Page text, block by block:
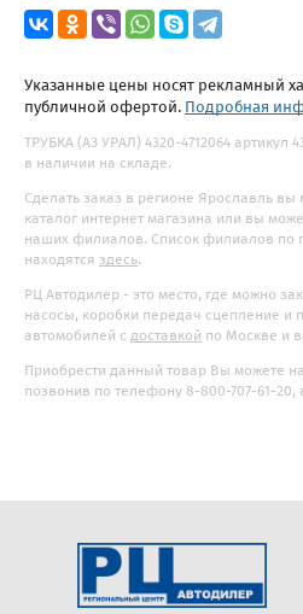
Указанные цены носят рекламный
публичной офертой. Подробная
ТРУБКА (АЗ УРАЛ) 4320-4712064 артикул
в наличии на складе.
Сделать заказ в регионе Ярославль вы
каталог интернет магазина или вы
наших филиалов. Список филиалов по
находятся здесь.
РЦ Автодилер - это место, где можно
насосы, коробки передач сцепление и
автомобилей с доставкой по Москве и
Приобрести данный товар Вы можете
позвонив по телефону 8-800-707-61-